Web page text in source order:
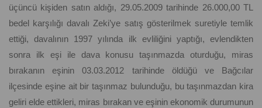
üçüncü kişiden satın aldığı, 29.05.2009 tarihinde 26.000,00 TL
bedel karşılığı davalı Zeki’ye satış gösterilmek suretiyle temlik
ettiği, davalının 1997 yılında ilk evliliğini yaptığı, evlendikten
sonra ilk eşi ile dava konusu taşınmazda oturduğu, miras
bırakanın eşinin 03.03.2012 tarihinde öldüğü ve Bağcılar
ilçesinde eşine ait bir taşınmaz bulunduğu, bu taşınmazdan kira
geliri elde ettikleri, miras bırakan ve eşinin ekonomik durumunun